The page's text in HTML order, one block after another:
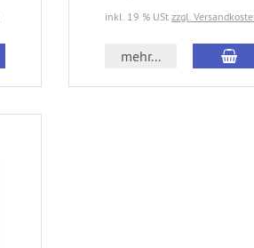
inkl. 19 % USt zzgl.
mehr...